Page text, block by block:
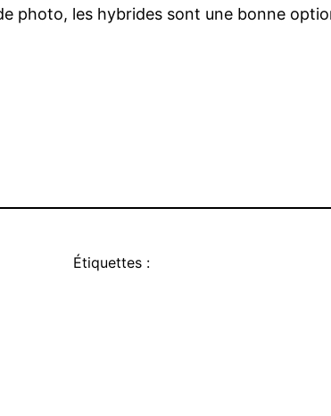
photo, les hybrides sont une bonne
Étiquettes :